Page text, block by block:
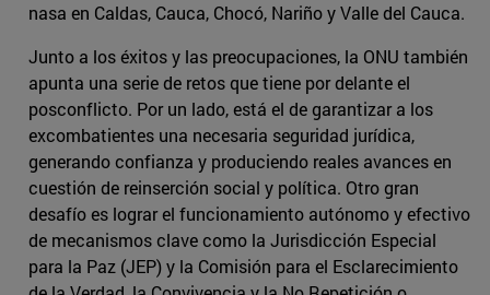
nasa en Caldas, Cauca, Chocó, Nariño y Valle del Cauca.
Junto a los éxitos y las preocupaciones, la ONU también
apunta una serie de retos que tiene por delante el
posconflicto. Por un lado, está el de garantizar a los
excombatientes una necesaria seguridad jurídica,
generando confianza y produciendo reales avances en
cuestión de reinserción social y política. Otro gran
desafío es lograr el funcionamiento autónomo y efectivo
de mecanismos clave como la Jurisdicción Especial
para la Paz (JEP) y la Comisión para el Esclarecimiento